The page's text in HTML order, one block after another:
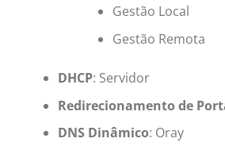
Gestão Local
Gestão Remota
DHCP: Servidor
Redirecionamento de
DNS Dinâmico: Oray